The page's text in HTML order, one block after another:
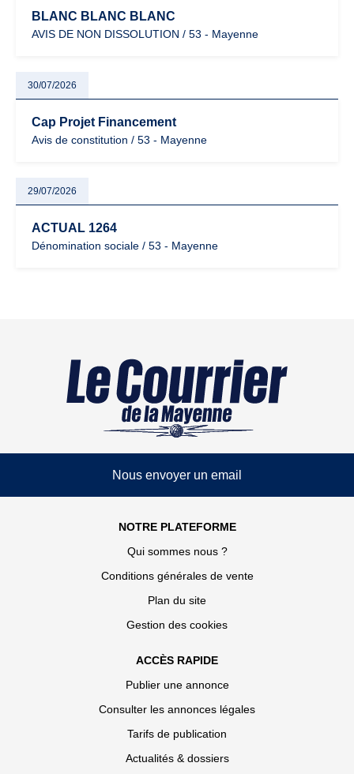
BLANC BLANC BLANC
AVIS DE NON DISSOLUTION / 53 - Mayenne
30/07/2026
Cap Projet Financement
Avis de constitution / 53 - Mayenne
29/07/2026
ACTUAL 1264
Dénomination sociale / 53 - Mayenne
Nous envoyer un email
NOTRE PLATEFORME
Qui sommes nous ?
Conditions générales de vente
Plan du site
Gestion des cookies
ACCÈS RAPIDE
Publier une annonce
Consulter les annonces légales
Tarifs de publication
Actualités & dossiers